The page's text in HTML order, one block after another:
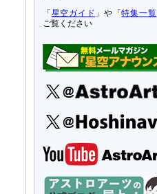
「 星空ガイド 」や「特集一覧
ご覧ください